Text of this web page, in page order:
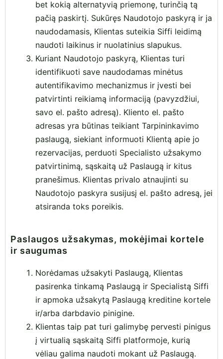
bet kokią alternatyvią priemonę, turinčią tą
pačią paskirtį. Sukūręs Naudotojo paskyrą ir ja
naudodamasis, Klientas suteikia Siffi leidimą
naudoti laikinus ir nuolatinius slapukus.
Kuriant Naudotojo paskyrą, Klientas turi
identifikuoti save naudodamas minėtus
autentifikavimo mechanizmus ir įvesti bei
patvirtinti reikiamą informaciją (pavyzdžiui,
savo el. pašto adresą). Kliento el. pašto
adresas yra būtinas teikiant Tarpininkavimo
paslaugą, siekiant informuoti Klientą apie jo
rezervacijas, perduoti Specialisto užsakymo
patvirtinimą, sąskaitą už Paslaugą ir kitus
pranešimus. Klientas privalo atnaujinti su
Naudotojo paskyra susijusį el. pašto adresą, jei
atsiranda toks poreikis.
Paslaugos užsakymas, mokėjimai kortele
ir saugumas
Norėdamas užsakyti Paslaugą, Klientas
pasirenka tinkamą Paslaugą ir Specialistą Siffi
ir apmoka užsakytą Paslaugą kreditine kortele
ir/arba darbdavio pinigine.
Klientas taip pat turi galimybę pervesti pinigus
į virtualią sąskaitą Siffi platformoje, kurią
vėliau galima naudoti mokant už Paslaugą.